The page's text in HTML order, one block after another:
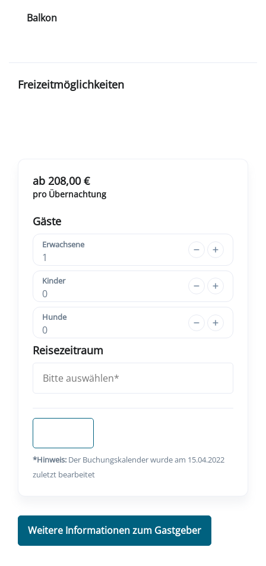
Balkon
Freizeitmöglichkeiten
ab 208,00 €
pro Übernachtung
Gäste
Erwachsene
1
Kinder
0
Hunde
0
Reisezeitraum
*Hinweis: Der Buchungskalender wurde am 15.04.2022
zuletzt bearbeitet
Weitere Informationen zum Gastgeber